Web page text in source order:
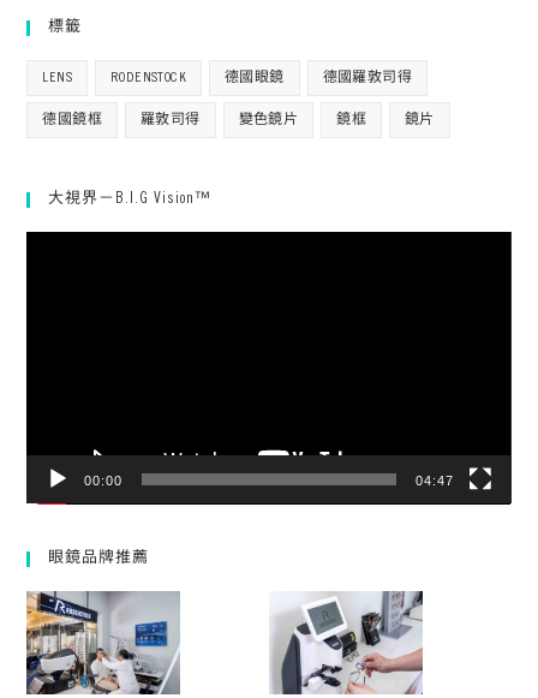
標籤
LENS RODENSTOCK 德國眼鏡 德國羅敦司得
德國鏡框 羅敦司得 變色鏡片 鏡框 鏡片
大視界－B.I.G Vision™
00:00 04:47
眼鏡品牌推薦